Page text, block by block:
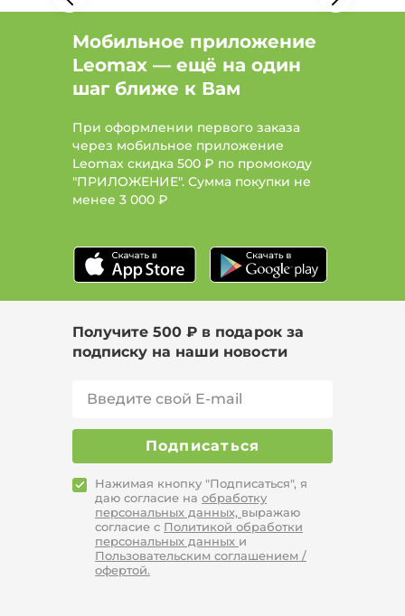
Мобильное приложение
Leomax — ещё на один
шаг ближе к Вам
При оформлении первого заказа
через мобильное приложение
Leomax скидка 500 ₽ по промокоду
"ПРИЛОЖЕНИЕ". Сумма покупки не
менее 3 000 ₽
Получите 500 ₽ в подарок за
подписку на наши новости
Подписаться
Нажимая кнопку "Подписаться", я
даю согласие на обработку
персональных данных, выражаю
согласие с Политикой обработки
персональных данных и
Пользовательским соглашением /
офертой.